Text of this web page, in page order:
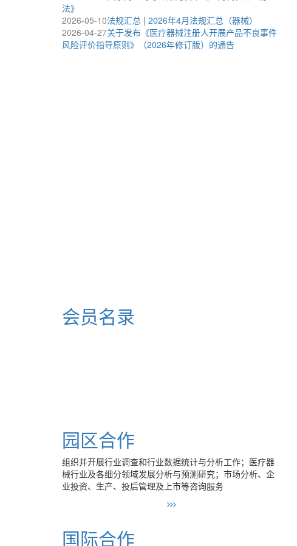
法》
2026-05-10法规汇总 | 2026年4月法规汇总（器械）
2026-04-27关于发布《医疗器械注册人开展产品不良事件
风险评价指导原则》（2026年修订版）的通告
会员名录
园区合作
组织并开展行业调查和行业数据统计与分析工作；医疗器
械行业及各细分领域发展分析与预测研究；市场分析、企
业投资、生产、投后管理及上市等咨询服务
国际合作